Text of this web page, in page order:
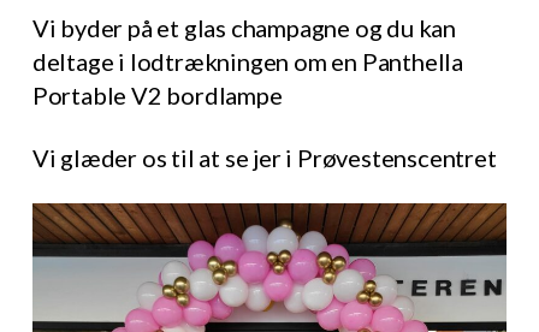
Vi byder på et glas champagne og du kan
deltage i lodtrækningen om en Panthella
Portable V2 bordlampe
Vi glæder os til at se jer i Prøvestenscentret